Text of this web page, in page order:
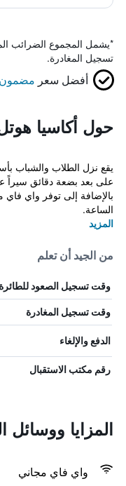
*يشمل المجموع الضرائب
تسجيل المغادرة.
أفضل سعر مضمون
حول أكاسيا
يقع نزل الطلاب والشباب
على بعد بضعة دقائق سيراً
بالإضافة إلى توفر واي
الساعة.
المزيد
من الجيد أن تعلم
وقت تسجيل الصعود للطائرة
وقت تسجيل المغادرة
الدفع والإلغاء
رقم مكتب الاستقبال
المزايا ووسائل
واي فاي مجاني